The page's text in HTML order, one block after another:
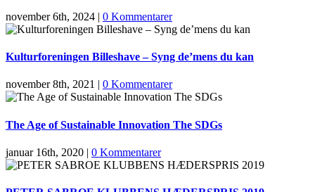
november 6th, 2024 | 0 Kommentarer
Kulturforeningen Billeshave – Syng de’mens du kan
november 8th, 2021 | 0 Kommentarer
The Age of Sustainable Innovation The SDGs
januar 16th, 2020 | 0 Kommentarer